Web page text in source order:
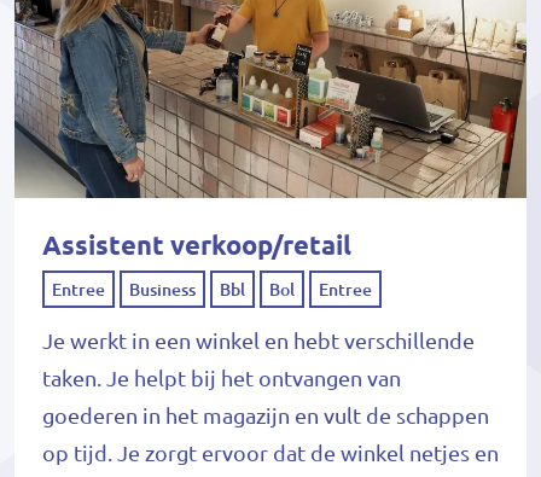
Assistent verkoop/retail
Entree Business Bbl Bol Entree
Je werkt in een winkel en hebt verschillende
taken. Je helpt bij het ontvangen van
goederen in het magazijn en vult de schappen
op tijd. Je zorgt ervoor dat de winkel netjes en